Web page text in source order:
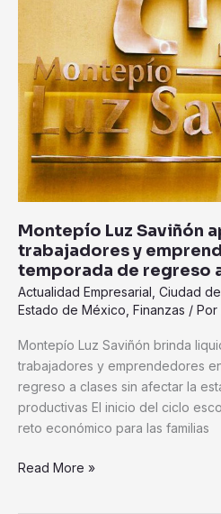
Montepío Luz Saviñón
trabajadores y
temporada de regreso
Actualidad Empresarial Ciudad
Estado de México,Finanzas/ Por
Montepío Luz Saviñón brinda
trabajadores y emprendedores
regreso a clases sin afectar la
productivas El inicio del ciclo
reto económico para las familias
y
emprendedores
durante
la
temporada
regreso
clases
Read More »